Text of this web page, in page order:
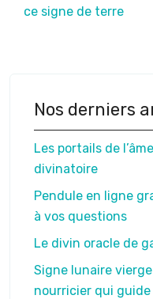
ce signe de terre
Nos derniers
Les portails de
divinatoire
Pendule en ligne
à vos questions
Le divin oracle de
Signe lunaire
nourricier qui